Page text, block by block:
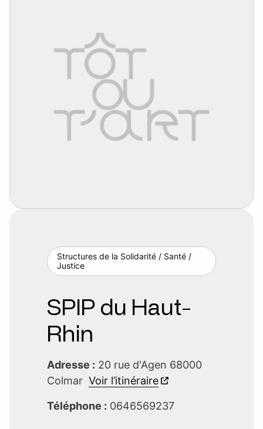
Structures de la Solidarité / Santé /
Justice
SPIP du Haut-
Rhin
Adresse : 20 rue d'Agen 68000
Colmar Voir l’itinéraire
Téléphone : 0646569237